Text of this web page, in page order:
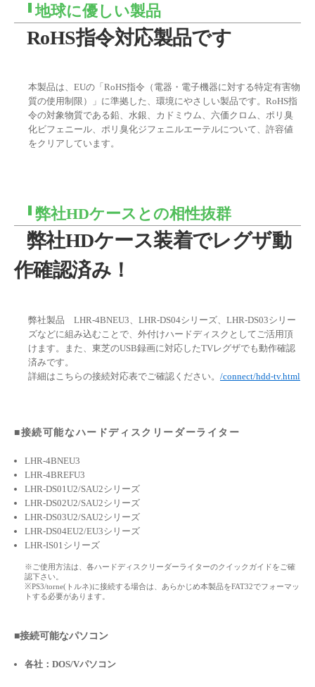
地球に優しい製品
RoHS指令対応製品です
本製品は、EUの「RoHS指令（電器・電子機器に対する特定有害物
質の使用制限）」に準拠した、環境にやさしい製品です。RoHS指
令の対象物質である鉛、水銀、カドミウム、六価クロム、ポリ臭
化ビフェニール、ポリ臭化ジフェニルエーテルについて、許容値
をクリアしています。
弊社HDケースとの相性抜群
弊社HDケース装着でレグザ動
作確認済み！
弊社製品 LHR-4BNEU3、LHR-DS04シリーズ、LHR-DS03シリー
ズなどに組み込むことで、外付けハードディスクとしてご活用頂
けます。また、東芝のUSB録画に対応したTVレグザでも動作確認
済みです。
詳細はこちらの接続対応表でご確認ください。 /connect/hdd-tv.html
■接続可能なハードディスクリーダーライター
LHR-4BNEU3
LHR-4BREFU3
LHR-DS01U2/SAU2シリーズ
LHR-DS02U2/SAU2シリーズ
LHR-DS03U2/SAU2シリーズ
LHR-DS04EU2/EU3シリーズ
LHR-IS01シリーズ
※ご使用方法は、各ハードディスクリーダーライターのクイックガイドをご確
認下さい。
※PS3/torne(トルネ)に接続する場合は、あらかじめ本製品をFAT32でフォーマッ
トする必要があります。
■接続可能なパソコン
各社：DOS/Vパソコン